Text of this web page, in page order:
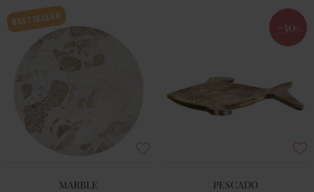
BESTSELLER
MARBLE
-30 %
PESCADO